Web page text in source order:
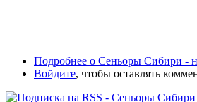
Подробнее о Сеньоры Сибири -
Войдите, чтобы оставлять